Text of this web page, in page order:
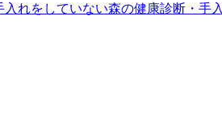
れをしていない森の健康診断・